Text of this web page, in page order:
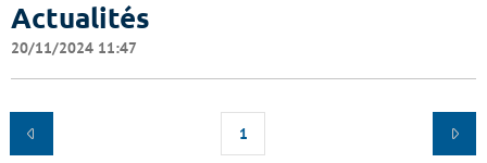
Actualités
20/11/2024 11:47
1